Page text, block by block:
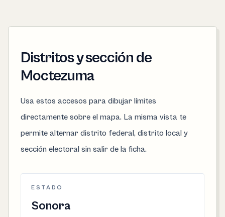
Distritos y sección de
Moctezuma
Usa estos accesos para dibujar límites
directamente sobre el mapa. La misma vista te
permite alternar distrito federal, distrito local y
sección electoral sin salir de la ficha.
ESTADO
Sonora